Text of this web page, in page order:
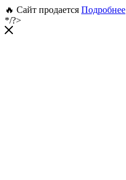
🔥 Сайт продается Подробнее
*/?>